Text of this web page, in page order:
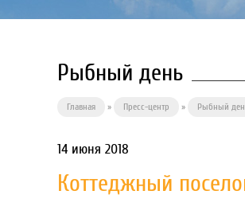
Рыбный день
Главная » Пресс-центр » Рыбный
14 июня 2018
Коттеджный